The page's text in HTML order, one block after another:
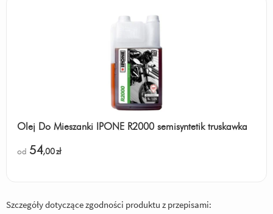
Olej Do Mieszanki IPONE R2000 semisyntetik truskawka
od 54,00zł
Szczegóły dotyczące zgodności produktu z przepisami: